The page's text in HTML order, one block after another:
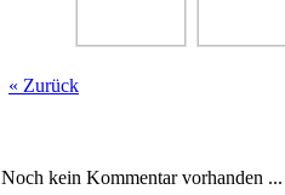
« Zurück
Noch kein Kommentar vorhanden ...